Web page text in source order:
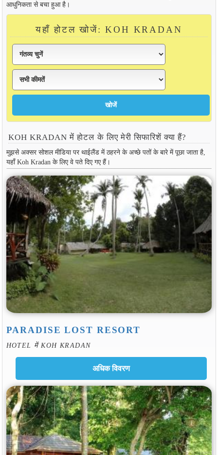
आधुनिकता से बचा हुआ है।
यहाँ होटल खोजें: KOH KRADAN
KOH KRADAN में होटल के लिए मेरी सिफारिशें क्या हैं?
मुझसे अक्सर सोशल मीडिया पर थाईलैंड में ठहरने के अच्छे पतों के बारे में पूछा जाता है,
यहाँ Koh Kradan के लिए वे पते दिए गए हैं।
PARADISE LOST RESORT
HOTEL में KOH KRADAN